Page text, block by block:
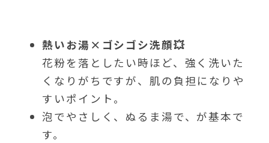
熱いお湯×ゴシゴシ洗顔💥
花粉を落としたい時ほど、強く洗いた
くなりがちですが、肌の負担になりや
すいポイント。
泡でやさしく、ぬるま湯で、が基本で
す。